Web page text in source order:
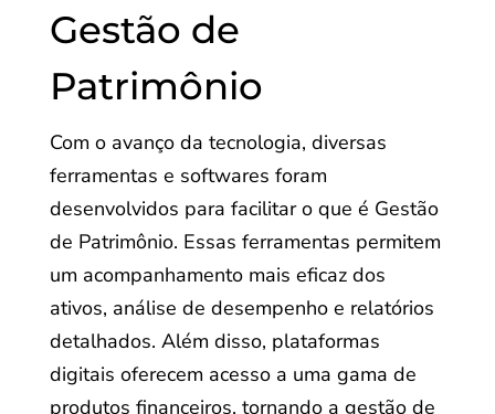
Gestão de
Patrimônio
Com o avanço da tecnologia, diversas
ferramentas e softwares foram
desenvolvidos para facilitar o que é Gestão
de Patrimônio. Essas ferramentas permitem
um acompanhamento mais eficaz dos
ativos, análise de desempenho e relatórios
detalhados. Além disso, plataformas
digitais oferecem acesso a uma gama de
produtos financeiros, tornando a gestão de